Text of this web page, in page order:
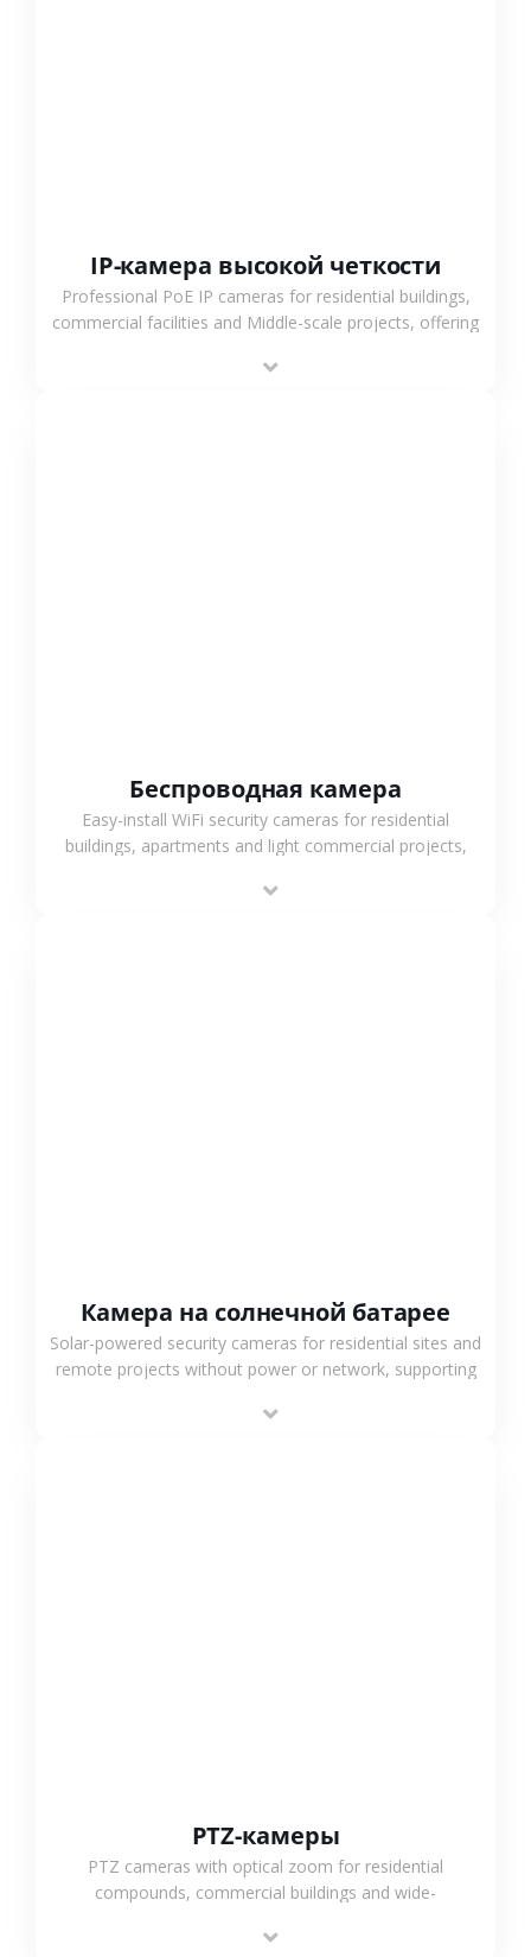
IP-камера высокой четкости
Professional PoE IP cameras for residential buildings,
commercial facilities and Middle-scale projects, offering
support.
Беспроводная камера
Easy-install WiFi security cameras for residential
buildings, apartments and light commercial projects,
surveillance solutions.
Камера на солнечной батарее
Solar-powered security cameras for residential sites and
remote projects without power or network, supporting
outdoor monitoring.
PTZ-камеры
PTZ cameras with optical zoom for residential
compounds, commercial buildings and wide-
monitoring and flexible coverage.